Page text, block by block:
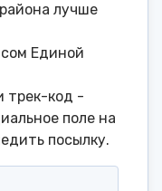
лучше
Единой
трек-код -
поле на
посылку.